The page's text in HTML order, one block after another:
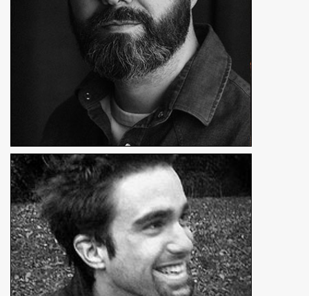
Loris Perraudin
Réalisateur, concepteur 3d, VFX
En détails